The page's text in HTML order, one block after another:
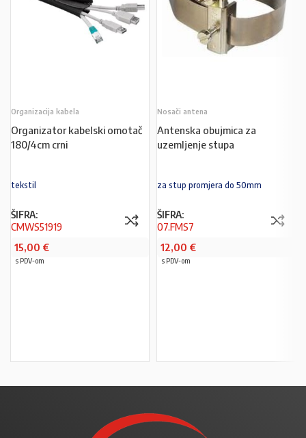
Organizacija kabela
Organizator kabelski omotač
180/4cm crni
tekstil
ŠIFRA:
CMWS51919
15,00 €
s PDV-om
Nosači antena
Antenska obujmica za
uzemljenje stupa
za stup promjera do 50mm
ŠIFRA:
07.FMS7
12,00 €
s PDV-om